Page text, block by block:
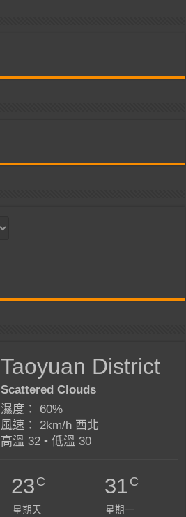
Taoyuan District
Scattered Clouds
濕度： 60%
風速： 2km/h 西北
高溫 32 • 低溫 30
23C
星期天
31C
星期一